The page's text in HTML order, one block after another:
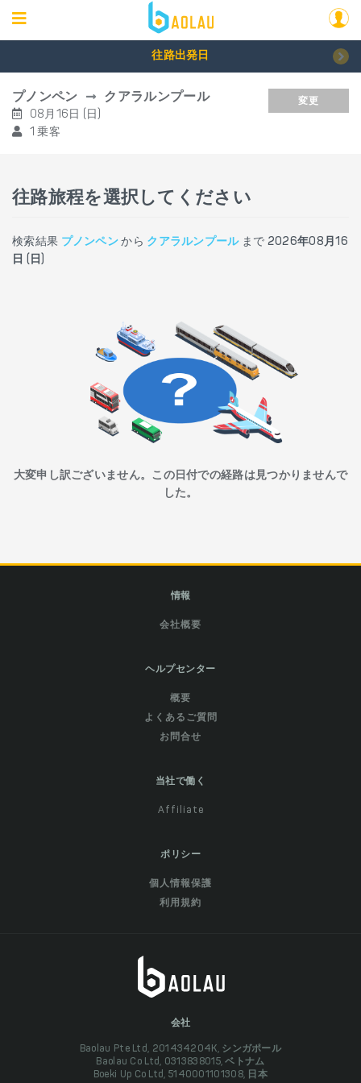
往路出発日
プノンペン クアラルンプール
08月16日 (日)
1 乗客
変更
往路旅程を選択してください
検索結果 プノンペン から クアラルンプールまで 2026年08月16
日 (日)
大変申し訳ございません。この日付での経路は見つかりませんで
した。
情報
会社概要
ヘルプセンター
概要
よくあるご質問
お問合せ
当社で働く
Affiliate
ポリシー
個人情報保護
利用規約
会社
Baolau Pte Ltd, 201434204K, シンガポール
Baolau Co Ltd, 0313838015, ベトナム
Boeki Up Co Ltd, 5140001101308, 日本